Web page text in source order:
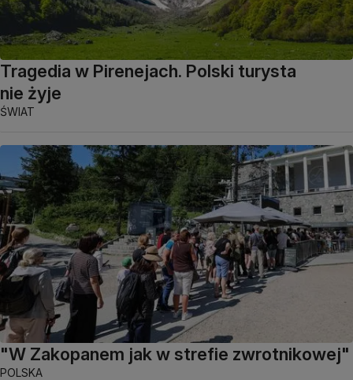
Tragedia w Pirenejach. Polski turysta
nie żyje
ŚWIAT
"W Zakopanem jak w strefie zwrotnikowej"
POLSKA